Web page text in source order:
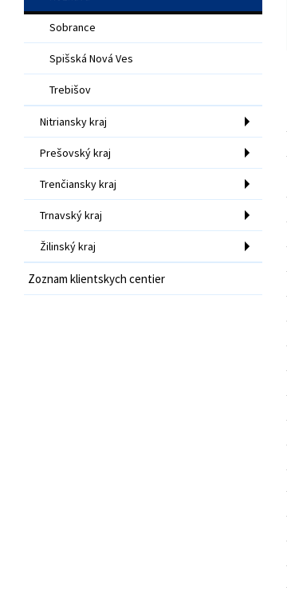
Sobrance
Spišská Nová Ves
Trebišov
Nitriansky kraj
Prešovský kraj
Trenčiansky kraj
Trnavský kraj
Žilinský kraj
Zoznam klientskych centier